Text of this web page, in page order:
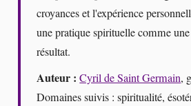
croyances et l'expérience
une pratique spirituelle comme
résultat.
Auteur : Cyril de Saint Germain,
Domaines suivis : spiritualité,